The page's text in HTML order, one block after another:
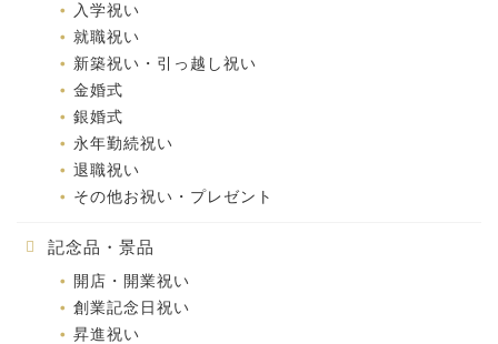
入学祝い
就職祝い
新築祝い・引っ越し祝い
金婚式
銀婚式
永年勤続祝い
退職祝い
その他お祝い・プレゼント
記念品・景品
開店・開業祝い
創業記念日祝い
昇進祝い